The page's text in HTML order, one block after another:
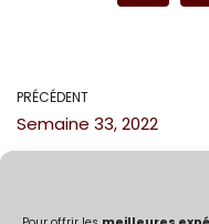
PRÉCÉDENT
Semaine 33, 2022